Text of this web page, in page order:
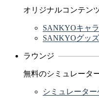
オリジナルコンテン
SANKYOキャ
SANKYOグッ
ラウンジ
無料のシミュレータ
シミュレータ